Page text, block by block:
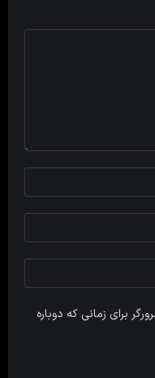
برای زمانی که دوباره